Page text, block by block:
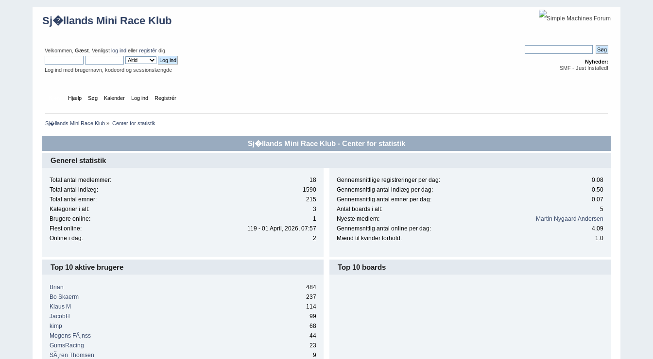
Sj�llands Mini Race Klub
Velkommen,Gæst . Venligstlog ind ellerregistér dig.
Log ind med brugernavn, kodeord og sessionslængde
Nyheder:
SMF - Just Installed!
Hjælp Søg Kalender Log ind Registrér
Sj�llands Mini Race Klub » Center for statistik
Sj�llands Mini Race Klub - Center for statistik
Generel statistik
Total antal medlemmer:
18
Total antal indlæg:
1590
Total antal emner:
215
Kategorier i alt:
3
Brugere online:
1
Flest online:
119 - 01 April, 2026, 07:57
Online i dag:
2
Gennemsnittlige registreringer per dag:
0.08
Gennemsnitlig antal indlæg per dag:
0.50
Gennemsnitlig antal emner per dag:
0.07
Antal boards i alt:
5
Nyeste medlem:
Martin Nygaard Andersen
Gennemsnitlig antal online per dag:
4.09
Mænd til kvinder forhold:
1:0
Top 10 aktive brugere
Brian
484
Bo Skaerm
237
Klaus M
114
JacobH
99
kimp
68
Mogens FÃ¸nss
44
GumsRacing
23
SÃ¸ren Thomsen
9
Top 10 boards